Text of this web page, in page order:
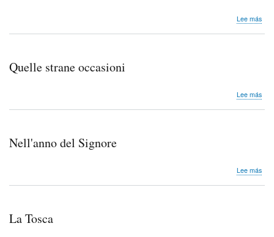
Lee más
Quelle strane occasioni
Lee más
Nell'anno del Signore
Lee más
La Tosca